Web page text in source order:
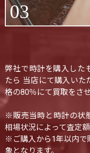
03
弊社で時計を購入した
たら 当店にて購入い
格の80％にて買取をさ
※販売当時と時計の状
相場状況によって査定
※ご購入から1年以内で
象となります。